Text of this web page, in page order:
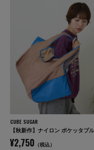
CUBE SUGAR
¥2,750 （税込）